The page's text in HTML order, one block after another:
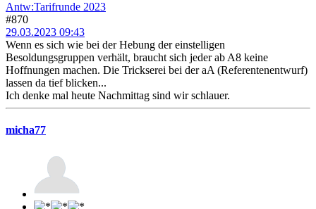
Antw:Tarifrunde 2023
#870
29.03.2023 09:43
Wenn es sich wie bei der Hebung der einstelligen
Besoldungsgruppen verhält, braucht sich jeder ab A8 keine
Hoffnungen machen. Die Trickserei bei der aA (Referentenentwurf)
lassen da tief blicken...
Ich denke mal heute Nachmittag sind wir schlauer.
micha77